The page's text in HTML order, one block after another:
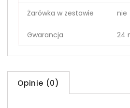
Żarówka w zestawie nie
Gwarancja 24
Opinie (0)